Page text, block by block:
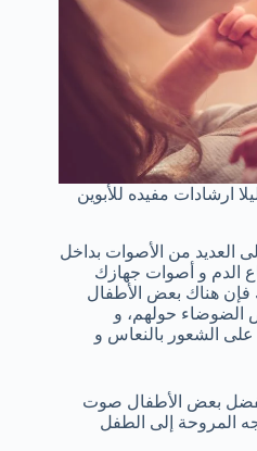
ارشادات مفيده للأبوين
العديد من الأصوات بداخل
الدم و أصوات جهازك
فإن هناك بعض الأطفال
الضوضاء حولهم، و
الشعور بالنعاس و
بعض الأطفال صوت
المروحة إلى الطفل